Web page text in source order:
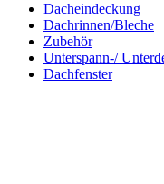
Dacheindeckung
Dachrinnen/Bleche
Zubehör
Unterspann-/
Dachfenster